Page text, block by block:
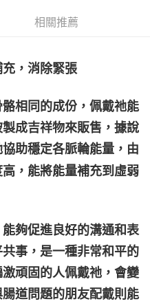
運費
相關推薦
，消除緊張
相同的成份，佩戴祂能
成吉祥物來販售，據說
助穩定各脈輪能量，由
，能將能量補充到虛弱
夠促進良好的溝通和表
事，是一種非常和平的
頑固的人佩戴祂，會變
道問題的朋友配戴則能